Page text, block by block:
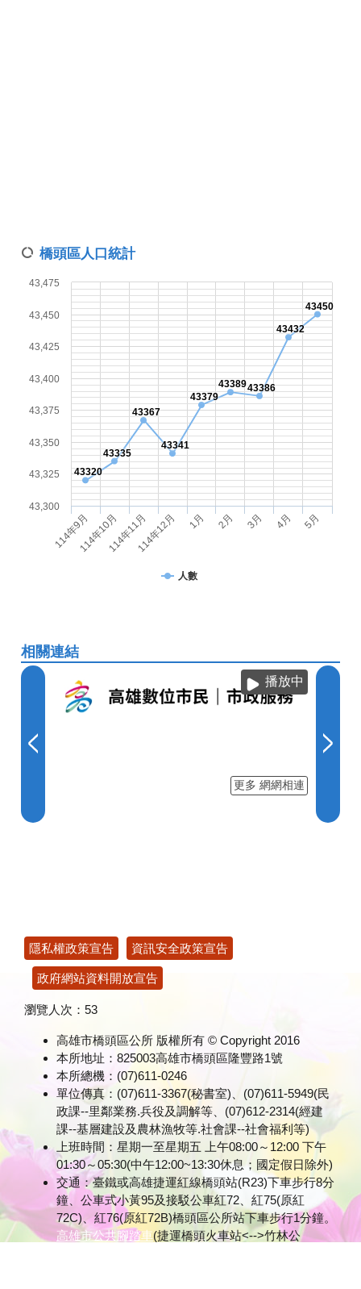
橋頭區人口統計
43320
43335
43367
43341
43379
4338943386
43432
43450
人數
114年9月114年10月114年11月114年12月 1月 2月 3月 4月 5月
43,300
43,325
43,350
43,375
43,400
43,425
43,450
43,475
相關連結
播放中
更多 網網相連
隱私權政策宣告
資訊安全政策宣告
政府網站資料開放宣告
瀏覽人次： 53
高雄市橋頭區公所 版權所有 © Copyright 2016
本所地址：825003高雄市橋頭區隆豐路1號
本所總機：(07)611-0246
單位傳真：(07)611-3367(秘書室)、(07)611-5949(民
政課--里鄰業務.兵役及調解等、(07)612-2314(經建
課--基層建設及農林漁牧等.社會課--社會福利等)
上班時間：星期一至星期五 上午08:00～12:00 下午
01:30～05:30(中午12:00~13:30休息；國定假日除外)
交通：臺鐵或高雄捷運紅線橋頭站(R23)下車步行8分
鐘、公車式小黃95及接駁公車紅72、紅75(原紅
72C)、紅76(原紅72B)橋頭區公所站下車步行1分鐘。
高雄市公共腳踏車(捷運橋頭火車站<-->竹林公